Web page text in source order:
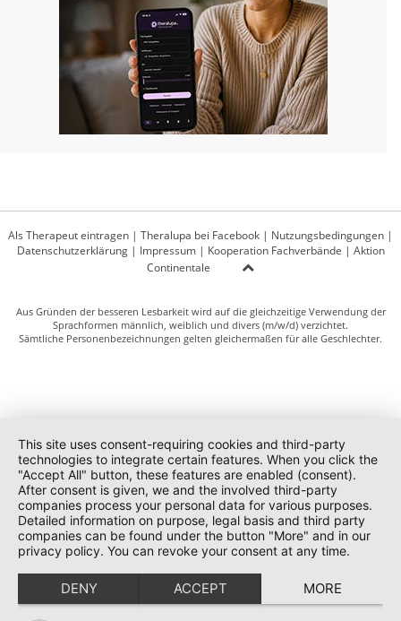
Als Therapeut eintragen | Theralupa bei Facebook | Nutzungsbedingungen |
Datenschutzerklärung| Impressum| Kooperation Fachverbände | Aktion
Continentale
Aus Gründen der besseren Lesbarkeit wird auf die gleichzeitige Verwendung der
Sprachformen männlich, weiblich und divers (m/w/d) verzichtet.
Sämtliche Personenbezeichnungen gelten gleichermaßen für alle Geschlechter.
This site uses consent-requiring cookies and third-party
technologies to integrate certain features. When you click the
"Accept All" button, these features are enabled (consent).
After consent is given, we and the involved third-party
companies process your personal data for various purposes.
Detailed information on purpose, legal basis and third party
companies can be found under the button "More" and in our
privacy policy. You can revoke your consent at any time.
DENY ACCEPT MORE